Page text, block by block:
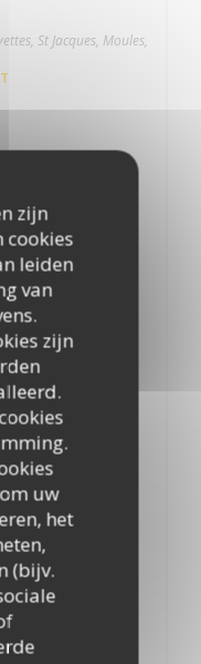
zijn
cookies
leiden
van
zijn
uw
het
(bijv.
St Jacques, Moules,
boeuf
poulet
crevettes.
des noix de cajou